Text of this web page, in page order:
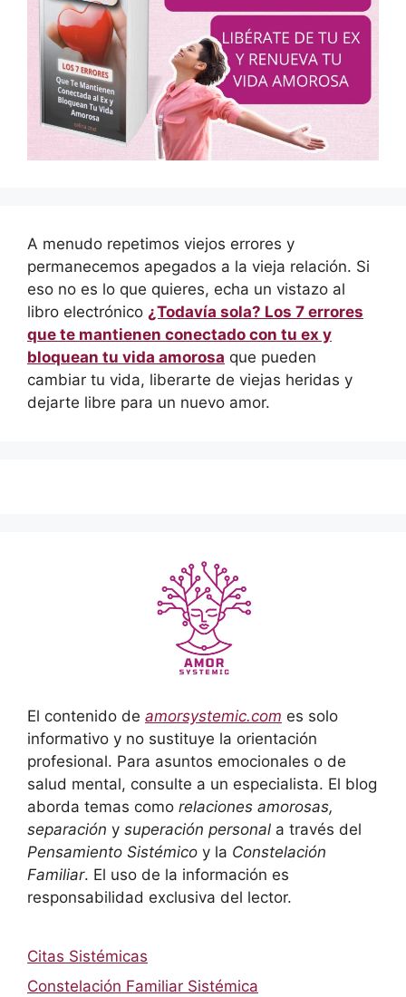
A menudo repetimos viejos errores y
permanecemos apegados a la vieja relación. Si
eso no es lo que quieres, echa un vistazo al
libro electrónico ¿Todavía sola? Los 7 errores
que te mantienen conectado con tu ex y
bloquean tu vida amorosa que pueden
cambiar tu vida, liberarte de viejas heridas y
dejarte libre para un nuevo amor.
El contenido de amorsystemic.com es solo
informativo y no sustituye la orientación
profesional. Para asuntos emocionales o de
salud mental, consulte a un especialista. El blog
aborda temas como relaciones amorosas,
separación y superación personal a través del
Pensamiento Sistémico y la Constelación
Familiar. El uso de la información es
responsabilidad exclusiva del lector.
Citas Sistémicas
Constelación Familiar Sistémica